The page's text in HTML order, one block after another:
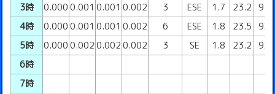
3時
0.000 0.001 0.001 0.002 3 ESE 1.7 23.2 93
4時
0.000 0.001 0.001 0.002 6 ESE 1.8 23.5 92
5時
0.000 0.002 0.002 0.002 3 SE 1.8 23.2 92
6時
7時